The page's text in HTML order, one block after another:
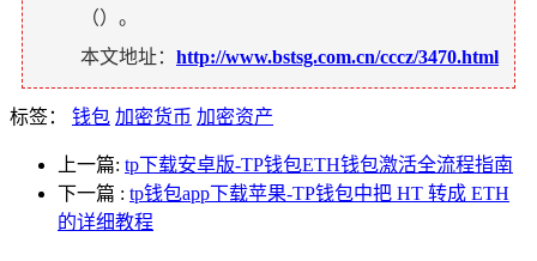
（ ）。
本文地址： http://www.bstsg.com.cn/cccz/3470.html
标签： 钱包 加密货币 加密资产
上一篇: tp下载安卓版-TP钱包ETH钱包激活全流程指南
下一篇 : tp钱包app下载苹果-TP钱包中把 HT 转成 ETH
的详细教程